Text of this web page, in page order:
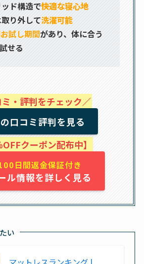
ド構造で快適な寝心地
り外して洗濯可能
試し期間があり、体に合う
せる
・評判をチェック／
口コミ評判を見る
OFFクーポン配布中】
日間返金保証付き
ル情報を詳しく見る
い